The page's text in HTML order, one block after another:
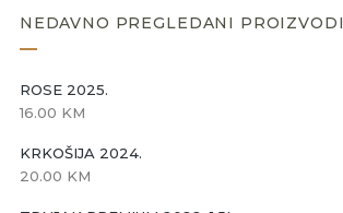
NEDAVNO PREGLEDANI PROIZVODI
ROSE 2025.
16.00 KM
KRKOŠIJA 2024.
20.00 KM